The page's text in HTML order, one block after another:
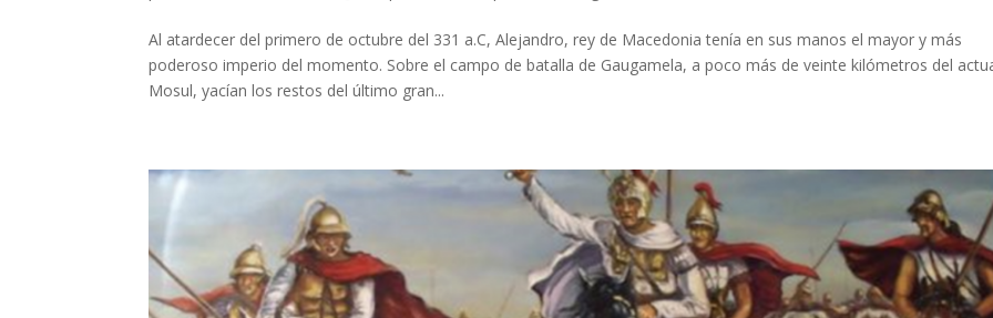
Al atardecer del primero de octubre del 331 a.C, Alejandro, rey de Macedonia tenía en sus manos el mayor y más
poderoso imperio del momento. Sobre el campo de batalla de Gaugamela, a poco más de veinte kilómetros del
Mosul, yacían los restos del último gran...